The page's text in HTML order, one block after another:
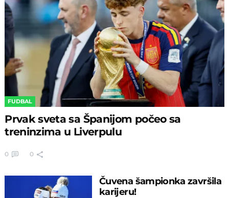
FUDBAL
Prvak sveta sa Španijom počeo sa
treninzima u Liverpulu
0 0
Čuvena šampionka završila
karijeru!